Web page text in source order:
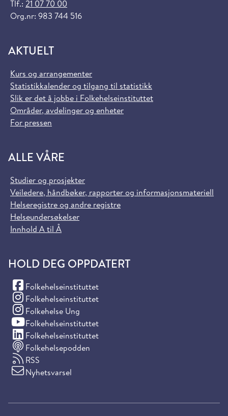
Tlf.: 21 07 70 00
Org.nr: 983 744 516
AKTUELT
Kurs og arrangementer
Statistikkalender og tilgang til statistikk
Slik er det å jobbe i Folkehelseinstituttet
Områder, avdelinger og enheter
For pressen
ALLE VÅRE
Studier og prosjekter
Veiledere, håndbøker, rapporter og informasjonsmateriell
Helseregistre og andre registre
Helseundersøkelser
Innhold A til Å
HOLD DEG OPPDATERT
Folkehelseinstituttet
(Facebook)
Folkehelseinstituttet
(Instagram)
Folkehelse Ung
(Instagram)
Folkehelseinstituttet
(YouTube)
Folkehelseinstituttet
(LinkedIn)
Folkehelsepodden
RSS
Nyhetsvarsel